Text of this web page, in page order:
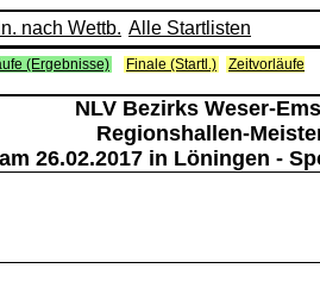
nach Wettb. Alle Startlisten
(Ergebnisse) Finale (Startl.)
Zeitvorläufe
NLV Bezirks Weser-
Regionshallen-
am 26.02.2017 in Löningen -